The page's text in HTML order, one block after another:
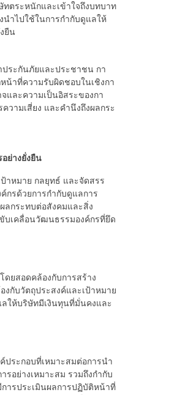
ตระหนักและเข้าใจถึงบทบาท
าไปใช้ในการกํากับดูแลให้
ยืน
ระกันภัยและประชาชน กา
น้าที่ความรับผิดชอบในเชิงกา
และความเป็นอิสระของกา
วามเสี่ยง และคํานึงถึงผลกระ
ย่างยั่งยืน
าหมาย กลยุทธ์ และจัดสรร
กรด้วยการกำกับดูแลการ
ลกระทบต่อสังคมและสิ่ง
บเคลื่อนวัฒนธรรมองค์กรที่ยึด
ยสอดคล้องกับการสร้าง
กับวัตถุประสงค์และเป้าหมาย
ให้บริษัทมีเงินทุนที่มั่นคงและ
ระกอบที่เหมาะสมต่อการนำ
อย่างเหมาะสม รวมถึงกำกับ
ารประเมินผลการปฏิบัติหน้าที่